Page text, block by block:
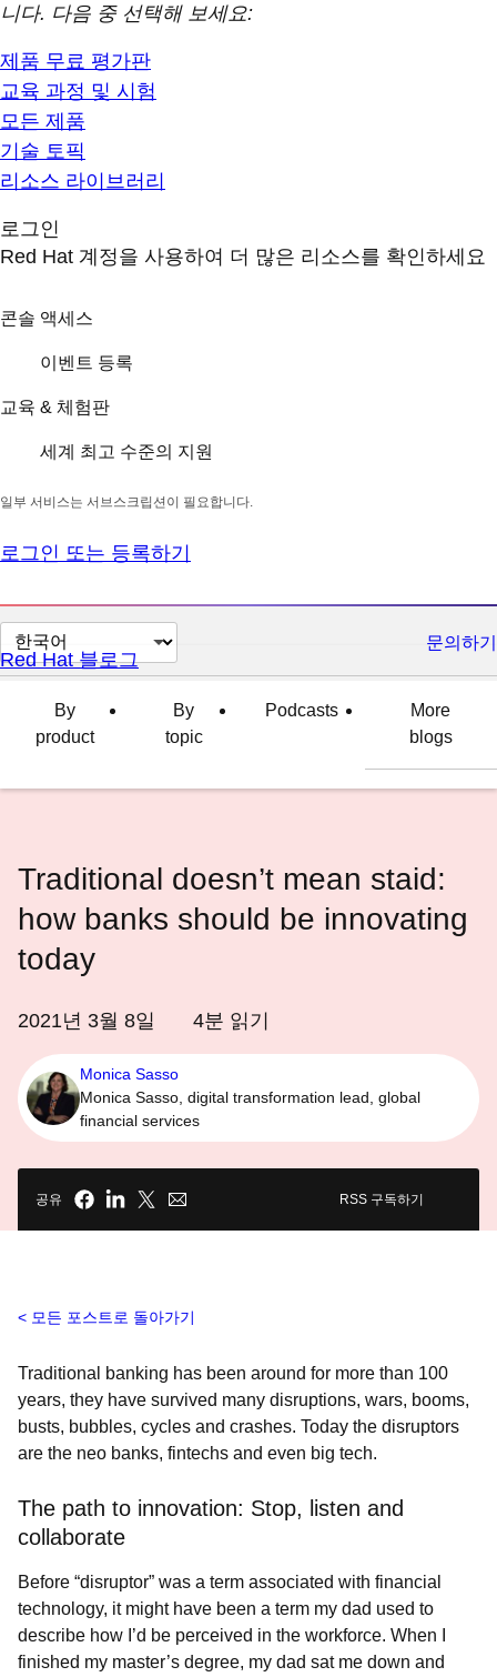
니다. 다음 중 선택해 보세요:
제품 무료 평가판
교육 과정 및 시험
모든 제품
기술 토픽
리소스 라이브러리
로그인
Red Hat 계정을 사용하여 더 많은 리소스를 확인하세요
콘솔 액세스
이벤트 등록
교육 & 체험판
세계 최고 수준의 지원
일부 서비스는 서브스크립션이 필요합니다.
로그인 또는 등록하기
페
이
변
문의하기
Red Hat 블로그
By
product
By
topic
Podcasts
More
blogs
Traditional doesn’t mean staid:
how banks should be innovating
today
2021년 3월 8일 4분 읽기
Monica Sasso
Monica Sasso, digital transformation lead, global
financial services
공유 RSS 구독하기
모든 포스트로 돌아가기
Traditional banking has been around for more than 100
years, they have survived many disruptions, wars, booms,
busts, bubbles, cycles and crashes. Today the disruptors
are the neo banks, fintechs and even big tech.
The path to innovation: Stop, listen and
collaborate
Before “disruptor” was a term associated with financial
technology, it might have been a term my dad used to
describe how I’d be perceived in the workforce. When I
finished my master’s degree, my dad sat me down and